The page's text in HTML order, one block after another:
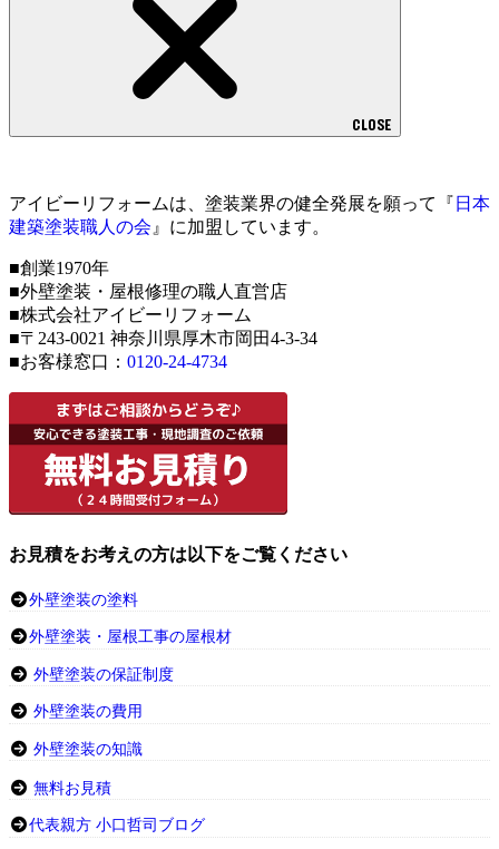
CLOSE
アイビーリフォームは、塗装業界の健全発展を願って『 日本
建築塗装職人の会 』に加盟しています。
■創業1970年
■外壁塗装・屋根修理の職人直営店
■株式会社アイビーリフォーム
■〒243-0021 神奈川県厚木市岡田4-3-34
■お客様窓口： 0120-24-4734
お見積をお考えの方は以下をご覧ください
外壁塗装の塗料
外壁塗装・屋根工事の屋根材
外壁塗装の保証制度
外壁塗装の費用
外壁塗装の知識
無料お見積
代表親方 小口哲司ブログ